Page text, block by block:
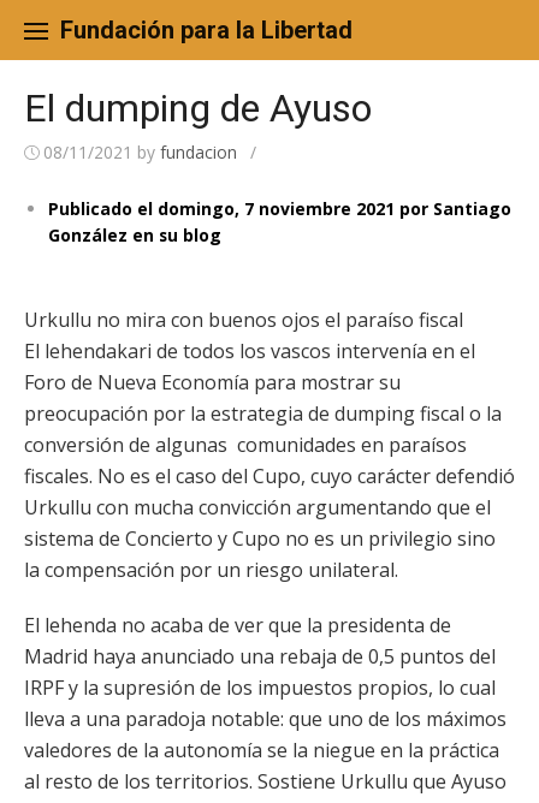
content
Fundación para la Libertad
El dumping de Ayuso
08/11/2021 by fundacion /
Publicado el domingo, 7 noviembre 2021 por Santiago
González en su blog
Urkullu no mira con buenos ojos el paraíso fiscal
El lehendakari de todos los vascos intervenía en el
Foro de Nueva Economía para mostrar su
preocupación por la estrategia de dumping fiscal o la
conversión de algunas comunidades en paraísos
fiscales. No es el caso del Cupo, cuyo carácter defendió
Urkullu con mucha convicción argumentando que el
sistema de Concierto y Cupo no es un privilegio sino
la compensación por un riesgo unilateral.
El lehenda no acaba de ver que la presidenta de
Madrid haya anunciado una rebaja de 0,5 puntos del
IRPF y la supresión de los impuestos propios, lo cual
lleva a una paradoja notable: que uno de los máximos
valedores de la autonomía se la niegue en la práctica
al resto de los territorios. Sostiene Urkullu que Ayuso